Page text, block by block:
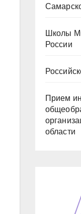
Школы
России
Прием
области